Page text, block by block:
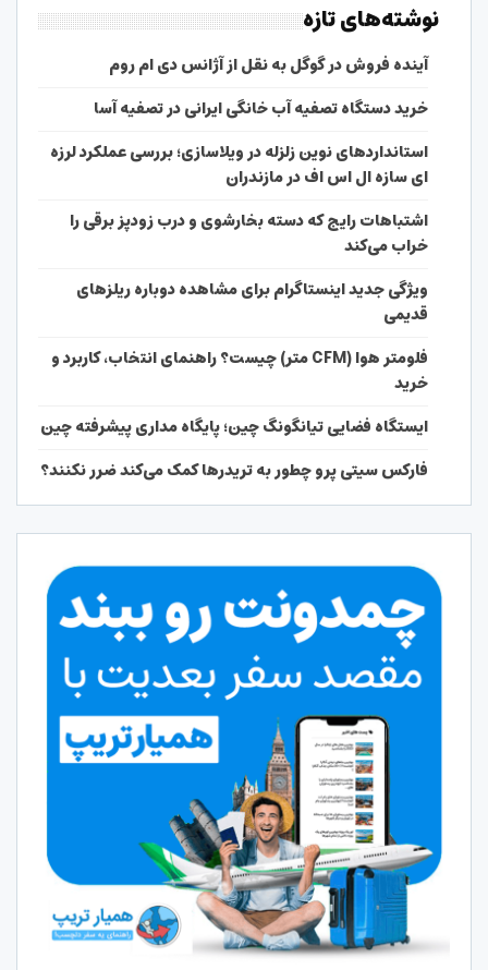
نوشته‌های تازه
آینده فروش در گوگل به نقل از آژانس دی ام روم
خرید دستگاه تصفیه آب خانگی ایرانی در تصفیه آسا
استانداردهای نوین زلزله در ویلاسازی؛ بررسی عملکرد لرزه
ای سازه ال اس اف در مازندران
اشتباهات رایج که دسته بخارشوی و درب زودپز برقی را
خراب می‌کند
ویژگی جدید اینستاگرام برای مشاهده دوباره ریلزهای
قدیمی
فلومتر هوا (CFM متر) چیست؟ راهنمای انتخاب، کاربرد و
خرید
ایستگاه فضایی تیانگونگ چین؛ پایگاه مداری پیشرفته چین
فارکس سیتی پرو چطور به تریدرها کمک می‌کند ضرر نکنند؟